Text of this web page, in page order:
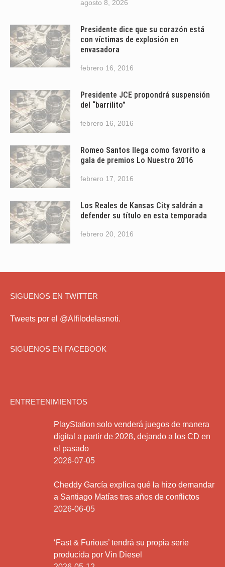
agosto 8, 2026
Presidente dice que su corazón está
con víctimas de explosión en
envasadora
febrero 16, 2016
Presidente JCE propondrá suspensión
del “barrilito”
febrero 16, 2016
Romeo Santos llega como favorito a
gala de premios Lo Nuestro 2016
febrero 17, 2016
Los Reales de Kansas City saldrán a
defender su título en esta temporada
febrero 20, 2016
SIGUENOS EN TWITTER
Tweets por el @Alfilodelasnoti.
SIGUENOS EN FACEBOOK
ENTRETENIMIENTOS
PlayStation solo venderá juegos de manera
digital a partir de 2028, dejando a los CD en
el pasado
2026-07-05
Cheddy García explica qué la hizo demandar
a Santiago Matías tras años de conflictos
2026-06-05
‘Fast & Furious’ tendrá su propia serie
producida por Vin Diesel